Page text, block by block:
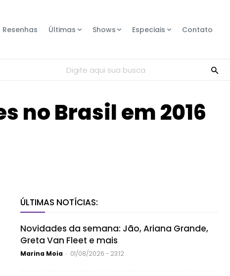
Resenhas Últimas Shows Especiais Contato
Digite aqui sua busca
no Brasil em 2016
ÚLTIMAS NOTÍCIAS:
Novidades da semana: Jão, Ariana Grande,
Greta Van Fleet e mais
Marina Moia - 01/08/2026 - 23:12